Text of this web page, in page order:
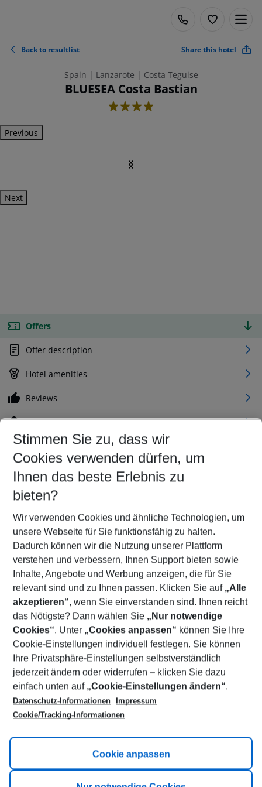
Back to resultlist Share this hotel
Spain | Lanzarote | Costa Teguise
BLUESEA Costa Bastian
4
Previous
Next
Offers
Offer description
Hotel amenities
Reviews
Location
Customize your offer
Find the perfect deal which suits your best
Your departure airport
Any airport
Select your date range
10/08/26–08/08/27 5-8 nights
Who will travel
2 adults No children
Show more filter
Footer
Footer navigation
Title A
Link A
Stimmen Sie zu, dass wir
Cookies verwenden dürfen, um
Ihnen das beste Erlebnis zu
bieten?
Wir verwenden Cookies und ähnliche Technologien, um
unsere Webseite für Sie funktionsfähig zu halten.
Dadurch können wir die Nutzung unserer Plattform
verstehen und verbessern, Ihnen Support bieten sowie
Inhalte, Angebote und Werbung anzeigen, die für Sie
relevant sind und zu Ihnen passen. Klicken Sie auf „Alle
akzeptieren“, wenn Sie einverstanden sind. Ihnen reicht
das Nötigste? Dann wählen Sie „Nur notwendige
Cookies“. Unter „Cookies anpassen“ können Sie Ihre
Cookie-Einstellungen individuell festlegen. Sie können
Ihre Privatsphäre-Einstellungen selbstverständlich
jederzeit ändern oder widerrufen – klicken Sie dazu
einfach unten auf „Cookie-Einstellungen ändern“.
Datenschutz-Informationen
Impressum
Cookie/Tracking-Informationen
Cookie anpassen